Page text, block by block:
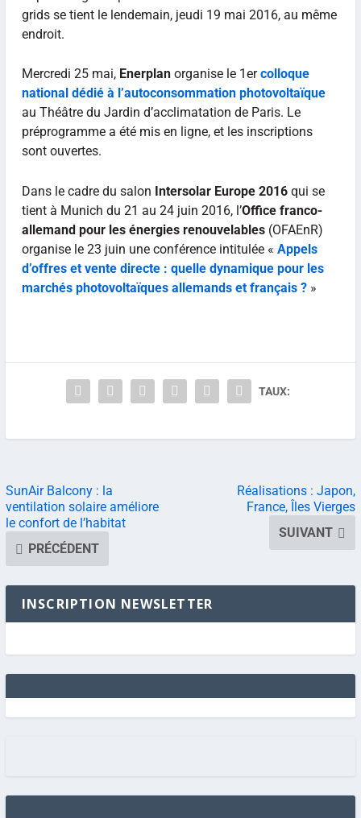
grids se tient le lendemain, jeudi 19 mai 2016, au même
endroit.
Mercredi 25 mai, Enerplanorganise le 1ercolloque
national dédié à l’autoconsommation photovoltaïque
au Théâtre du Jardin d’acclimatation de Paris. Le
préprogramme a été mis en ligne, et les inscriptions
sont ouvertes.
Dans le cadre du salon Intersolar Europe 2016qui se
tient à Munich du 21 au 24 juin 2016, l’Office franco-
allemand pour les énergies renouvelables(OFAEnR)
organise le 23 juin une conférence intitulée « Appels
d’offres et vente directe : quelle dynamique pour les
marchés photovoltaïques allemands et français ?»
TAUX:
SunAir Balcony : la
ventilation solaire améliore
le confort de l’habitat
PRÉCÉDENT
Réalisations : Japon,
France, Îles Vierges
SUIVANT
INSCRIPTION NEWSLETTER